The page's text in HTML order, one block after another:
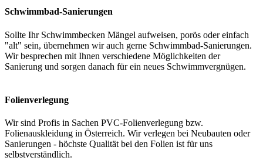
Schwimmbad-Sanierungen
Sollte Ihr Schwimmbecken Mängel aufweisen, porös oder einfach
"alt" sein, übernehmen wir auch gerne Schwimmbad-Sanierungen.
Wir besprechen mit Ihnen verschiedene Möglichkeiten der
Sanierung und sorgen danach für ein neues Schwimmvergnügen.
Folienverlegung
Wir sind Profis in Sachen PVC-Folienverlegung bzw.
Folienauskleidung in Österreich. Wir verlegen bei Neubauten oder
Sanierungen - höchste Qualität bei den Folien ist für uns
selbstverständlich.